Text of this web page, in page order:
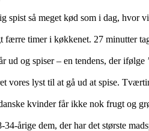
så meget kød som i dag, hvor
timer i køkkenet. 27 minutter
og spiser – en tendens, der ifølge
vores lyst til at gå ud at spise.
kvinder får ikke nok frugt og
årige dem, der har det største